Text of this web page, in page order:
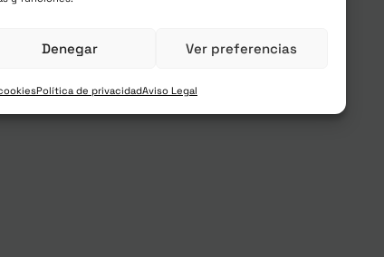
Denegar Ver preferencias
Política de privacidadAviso Legal
Sin existencias